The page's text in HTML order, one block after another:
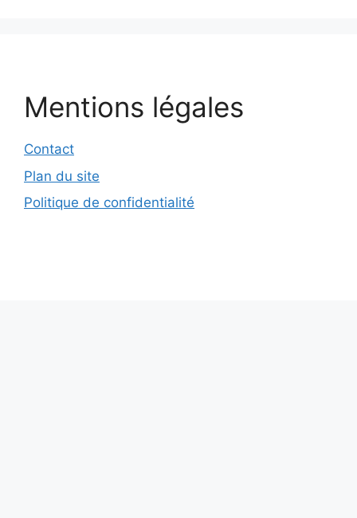
Mentions légales
Contact
Plan du site
Politique de confidentialité